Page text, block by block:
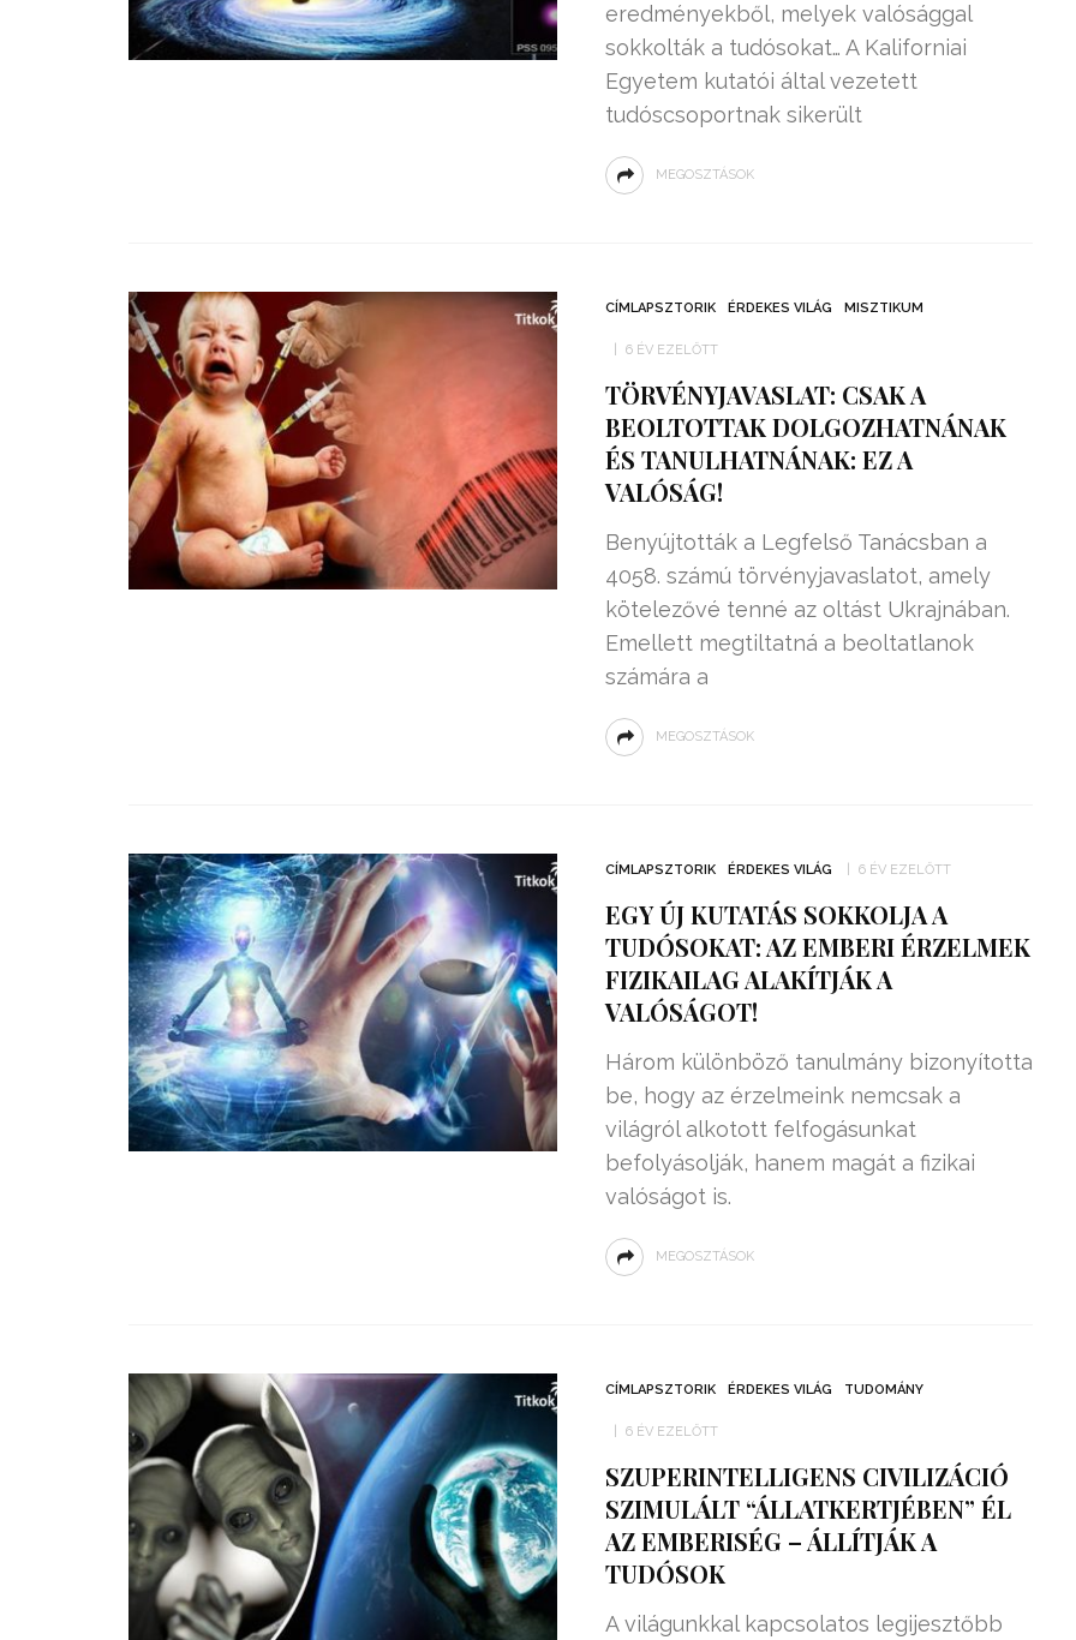
eredményekből, melyek valósággal
sokkolták a tudósokat… A Kaliforniai
Egyetem kutatói által vezetett
tudóscsoportnak sikerült
MEGOSZTÁSOK
CÍMLAPSZTORIK ÉRDEKES VILÁG MISZTIKUM
6 ÉV EZELŐTT
TÖRVÉNYJAVASLAT: CSAK A
BEOLTOTTAK DOLGOZHATNÁNAK
ÉS TANULHATNÁNAK: EZ A
VALÓSÁG!
Benyújtották a Legfelső Tanácsban a
4058. számú törvényjavaslatot, amely
kötelezővé tenné az oltást Ukrajnában.
Emellett megtiltatná a beoltatlanok
számára a
MEGOSZTÁSOK
CÍMLAPSZTORIK ÉRDEKES VILÁG 6 ÉV EZELŐTT
EGY ÚJ KUTATÁS SOKKOLJA A
TUDÓSOKAT: AZ EMBERI ÉRZELMEK
FIZIKAILAG ALAKÍTJÁK A
VALÓSÁGOT!
Három különböző tanulmány bizonyította
be, hogy az érzelmeink nemcsak a
világról alkotott felfogásunkat
befolyásolják, hanem magát a fizikai
valóságot is.
MEGOSZTÁSOK
CÍMLAPSZTORIK ÉRDEKES VILÁG TUDOMÁNY
6 ÉV EZELŐTT
SZUPERINTELLIGENS CIVILIZÁCIÓ
SZIMULÁLT “ÁLLATKERTJÉBEN” ÉL
AZ EMBERISÉG – ÁLLÍTJÁK A
TUDÓSOK
A világunkkal kapcsolatos legijesztőbb